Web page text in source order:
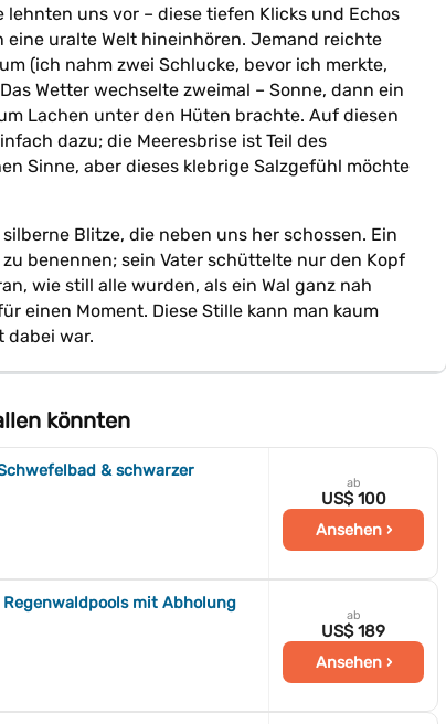
lehnten uns vor – diese tiefen Klicks und Echos
uralte Welt hineinhören. Jemand reichte
(ich nahm zwei Schlucke, bevor ich merkte,
Wetter wechselte zweimal – Sonne, dann ein
Lachen unter den Hüten brachte. Auf diesen
dazu; die Meeresbrise ist Teil des
Sinne, aber dieses klebrige Salzgefühl möchte
Blitze, die neben uns her schossen. Ein
benennen; sein Vater schüttelte nur den Kopf
wie still alle wurden, als ein Wal ganz nah
einen Moment. Diese Stille kann man kaum
dabei war.
könnten
& schwarzer
ab
US$ 100
Ansehen ›
mit Abholung
ab
US$ 189
Ansehen ›